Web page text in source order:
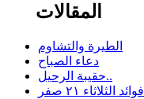
المقالات
الطيرة والتشاوم
دعاء الصباح
حقيبة الرحيل..
فوائد الثلاثاء ٢١ صفر